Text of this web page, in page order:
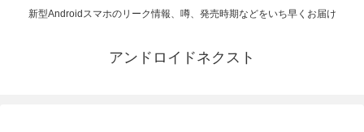
新型Androidスマホのリーク情報、噂、発売時期などをいち早くお届け
アンドロイドネクスト